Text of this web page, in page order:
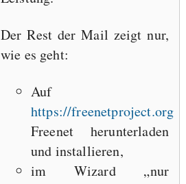
Der Rest der Mail zeigt nur,
wie es geht:
Auf
https://freenetproject.org
Freenet herunterladen
und installieren,
im Wizard „nur